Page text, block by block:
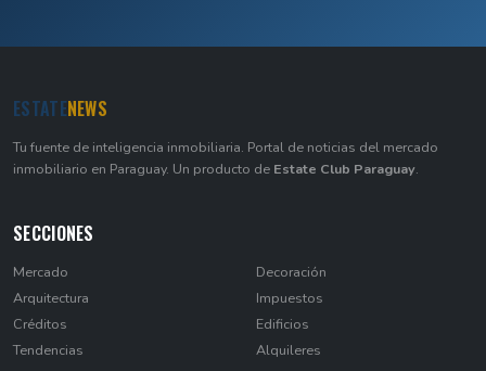
ESTATENEWS
Tu fuente de inteligencia inmobiliaria. Portal de noticias del mercado
inmobiliario en Paraguay. Un producto de Estate Club Paraguay.
SECCIONES
Mercado
Arquitectura
Créditos
Tendencias
Decoración
Impuestos
Edificios
Alquileres